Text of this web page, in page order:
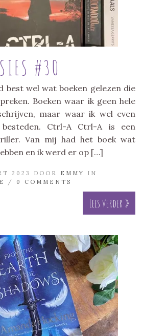
#30
best wel wat boeken gelezen die
Boeken waar ik geen hele
maar waar ik wel even
Ctrl-A Ctrl-A is een
Van mij had het boek wat
en ik werd er op […]
2023 DOOR EMMY
IN
/ 0 COMMENTS
Lees verder »